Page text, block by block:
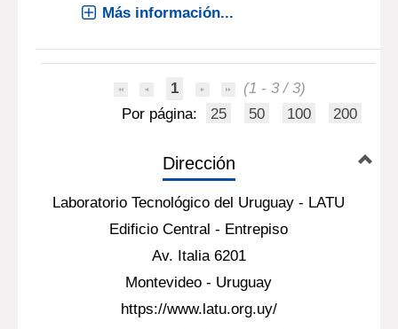
Más información...
1
(1 - 3 / 3)
Por página:
25 50 100 200
Dirección
Laboratorio Tecnológico del Uruguay - LATU
Edificio Central - Entrepiso
Av. Italia 6201
Montevideo - Uruguay
https://www.latu.org.uy/